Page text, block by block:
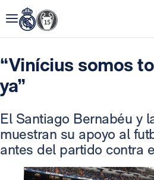
“Vinícius somos
ya”
El Santiago Bernabéu y
muestran su apoyo al
antes del partido contra